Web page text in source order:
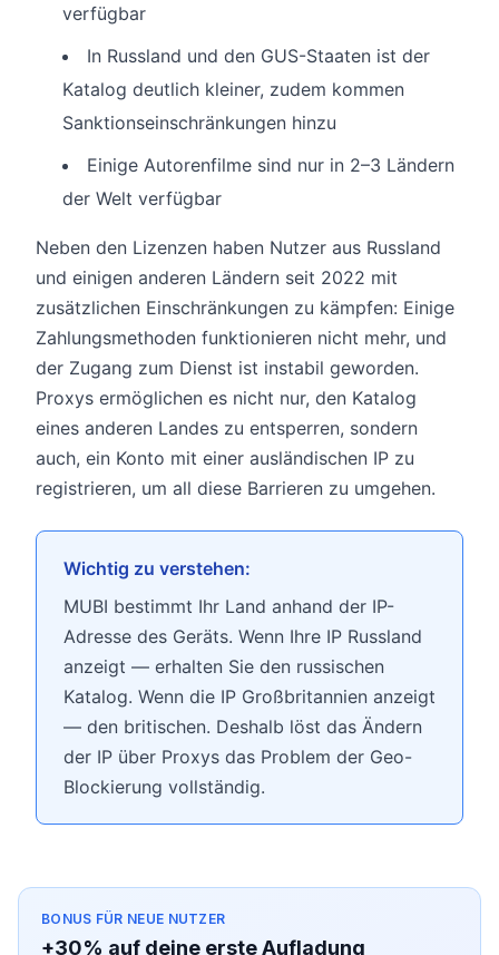
verfügbar
In Russland und den GUS-Staaten ist der
Katalog deutlich kleiner, zudem kommen
Sanktionseinschränkungen hinzu
Einige Autorenfilme sind nur in 2–3 Ländern
der Welt verfügbar
Neben den Lizenzen haben Nutzer aus Russland
und einigen anderen Ländern seit 2022 mit
zusätzlichen Einschränkungen zu kämpfen: Einige
Zahlungsmethoden funktionieren nicht mehr, und
der Zugang zum Dienst ist instabil geworden.
Proxys ermöglichen es nicht nur, den Katalog
eines anderen Landes zu entsperren, sondern
auch, ein Konto mit einer ausländischen IP zu
registrieren, um all diese Barrieren zu umgehen.
Wichtig zu verstehen:
MUBI bestimmt Ihr Land anhand der IP-
Adresse des Geräts. Wenn Ihre IP Russland
anzeigt — erhalten Sie den russischen
Katalog. Wenn die IP Großbritannien anzeigt
— den britischen. Deshalb löst das Ändern
der IP über Proxys das Problem der Geo-
Blockierung vollständig.
BONUS FÜR NEUE NUTZER
+30% auf deine erste Aufladung